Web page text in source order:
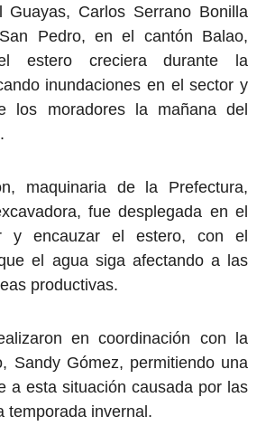
Carlos Serrano Bonilla
Pedro, en el cantón Balao,
estero creciera durante la
inundaciones en el sector y
los moradores la mañana del
maquinaria de la Prefectura,
fue desplegada en el
y encauzar el estero, con el
el agua siga afectando a las
productivas.
en coordinación con la
Sandy Gómez, permitiendo una
a esta situación causada por las
temporada invernal.